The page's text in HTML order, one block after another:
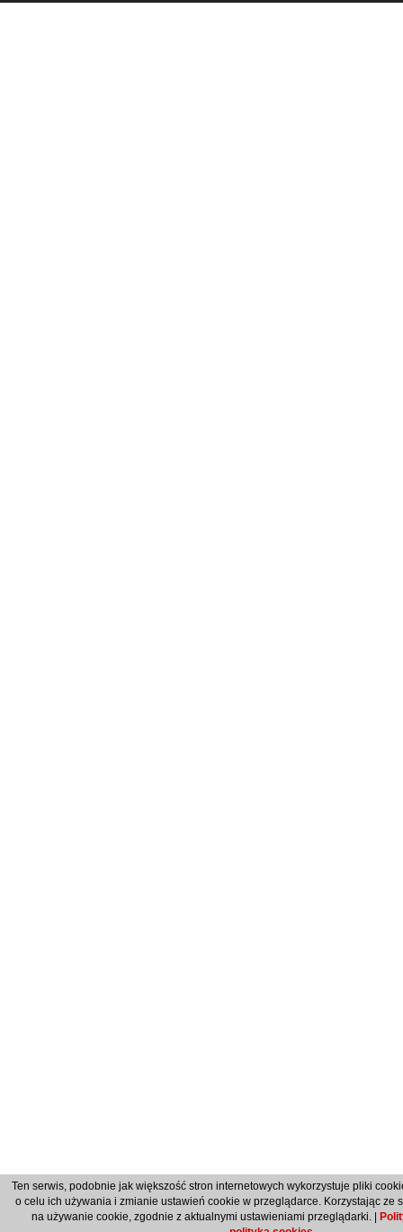
Ten serwis, podobnie jak większość stron internetowych wykorzystuje pliki
o celu ich używania i zmianie ustawień cookie w przeglądarce. Korzystając ze
na używanie cookie, zgodnie z aktualnymi ustawieniami przeglądarki. |